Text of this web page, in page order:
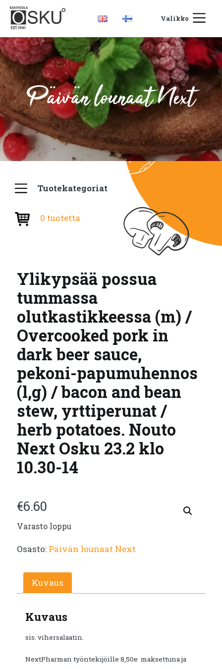
Valikko
Päivän lounaat Next
Tuotekategoriat
0 tuotetta
Ylikypsää possua
tummassa
olutkastikkeessa (m) /
Overcooked pork in
dark beer sauce,
pekoni-papumuhennos
(l,g) / bacon and bean
stew, yrttiperunat /
herb potatoes. Nouto
Next Osku 23.2 klo
10.30-14
€6.60
Varasto loppu
Osasto: Päivän lounaat Next
Kuvaus
Kuvaus
sis. vihersalaatin.
NextPharman työntekijöille 8,50e maksettuna ja